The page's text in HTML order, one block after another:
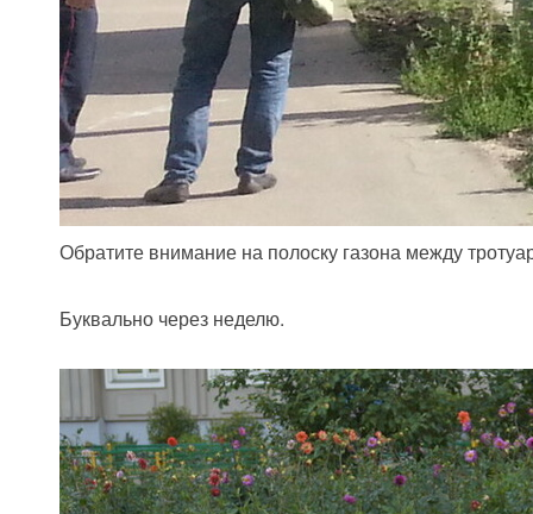
Обратите внимание на полоску газона между
Буквально через неделю.